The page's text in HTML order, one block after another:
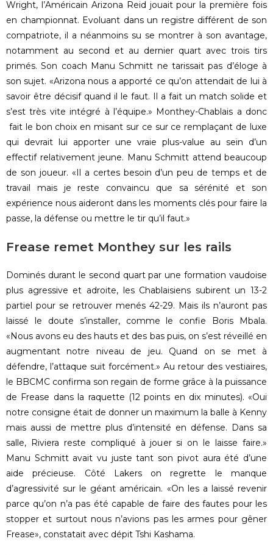
Wright, l’Américain Arizona Reid jouait pour la première fois
en championnat. Evoluant dans un registre différent de son
compatriote, il a néanmoins su se montrer à son avantage,
notamment au second et au dernier quart avec trois tirs
primés. Son coach Manu Schmitt ne tarissait pas d’éloge à
son sujet. «Arizona nous a apporté ce qu’on attendait de lui à
savoir être décisif quand il le faut. Il a fait un match solide et
s’est très vite intégré à l’équipe.» Monthey-Chablais a donc
fait le bon choix en misant sur ce sur ce remplaçant de luxe
qui devrait lui apporter une vraie plus-value au sein d’un
effectif relativement jeune. Manu Schmitt attend beaucoup
de son joueur. «Il a certes besoin d’un peu de temps et de
travail mais je reste convaincu que sa sérénité et son
expérience nous aideront dans les moments clés pour faire la
passe, la défense ou mettre le tir qu’il faut.»
Frease remet Monthey sur les rails
Dominés durant le second quart par une formation vaudoise
plus agressive et adroite, les Chablaisiens subirent un 13-2
partiel pour se retrouver menés 42-29. Mais ils n’auront pas
laissé le doute s’installer, comme le confie Boris Mbala.
«Nous avons eu des hauts et des bas puis, on s’est réveillé en
augmentant notre niveau de jeu. Quand on se met à
défendre, l’attaque suit forcément.» Au retour des vestiaires,
le BBCMC confirma son regain de forme grâce à la puissance
de Frease dans la raquette (12 points en dix minutes). «Oui
notre consigne était de donner un maximum la balle à Kenny
mais aussi de mettre plus d’intensité en défense. Dans sa
salle, Riviera reste compliqué à jouer si on le laisse faire.»
Manu Schmitt avait vu juste tant son pivot aura été d’une
aide précieuse. Côté Lakers on regrette le manque
d’agressivité sur le géant américain. «On les a laissé revenir
parce qu’on n’a pas été capable de faire des fautes pour les
stopper et surtout nous n’avions pas les armes pour gêner
Frease», constatait avec dépit Tshi Kashama.